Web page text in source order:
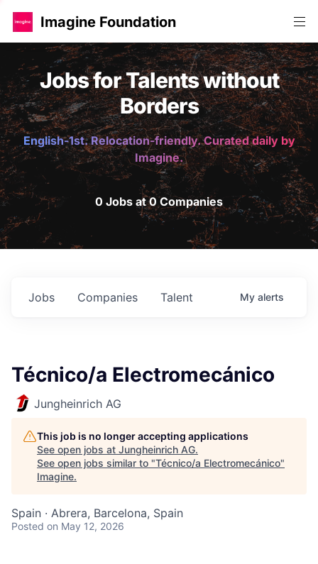
Imagine Foundation
Jobs for Talents without
Borders
English-1st. Relocation-friendly. Curated daily by
Imagine.
0 Jobs at 0 Companies
Jobs Companies Talent My alerts
Técnico/a Electromecánico
Jungheinrich AG
This job is no longer accepting applications
See open jobs at Jungheinrich AG.
See open jobs similar to "Técnico/a Electromecánico"
Imagine.
Spain · Abrera, Barcelona, Spain
Posted on May 12, 2026